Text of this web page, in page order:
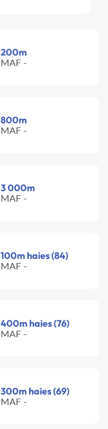
200m
MAF -
800m
MAF -
3 000m
MAF -
100m haies (84)
MAF -
400m haies (76)
MAF -
300m haies (69)
MAF -